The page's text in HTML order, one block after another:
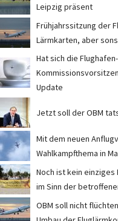
Leipzig präsent
Frühjahrssitzung der
Lärmkarten, aber
Hat sich die
Update
Jetzt soll der OBM
Mit dem neuen
Wahlkampfthema in
Noch ist kein
im Sinn der
OBM soll nicht